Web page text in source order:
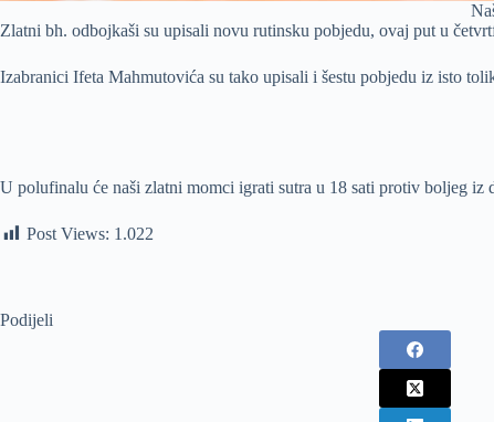
Zlatni bh. odbojkaši su upisali novu rutinsku pobjedu, ovaj put u
Izabranici Ifeta Mahmutovića su tako upisali i šestu pobjedu iz isto
U polufinalu će naši zlatni momci igrati sutra u 18 sati protiv boljeg iz
Post Views: 1.022
Podijeli